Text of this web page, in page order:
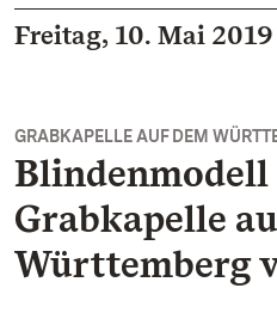
Freitag, 10. Mai 2019
GRABKAPELLE AUF DEM
Blindenmodell
Grabkapelle
Württemberg